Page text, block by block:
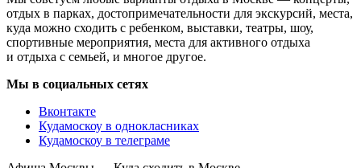
отдых в парках, достопримечательности для экскурсий, места,
куда можно сходить с ребенком, выставки, театры, шоу,
спортивные мероприятия, места для активного отдыха
и отдыха с семьей, и многое другое.
Мы в социальных сетях
Вконтакте
Кудамоскоу в однокласниках
Кудамоскоу в телеграме